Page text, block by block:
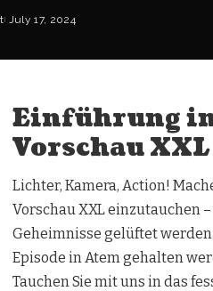
July 17, 2024
Einführung
Vorschau XXL
Lichter, Kamera, Action!
Vorschau XXL einzutauchen
Geheimnisse gelüftet
Episode in Atem gehalten
Tauchen Sie mit uns in das